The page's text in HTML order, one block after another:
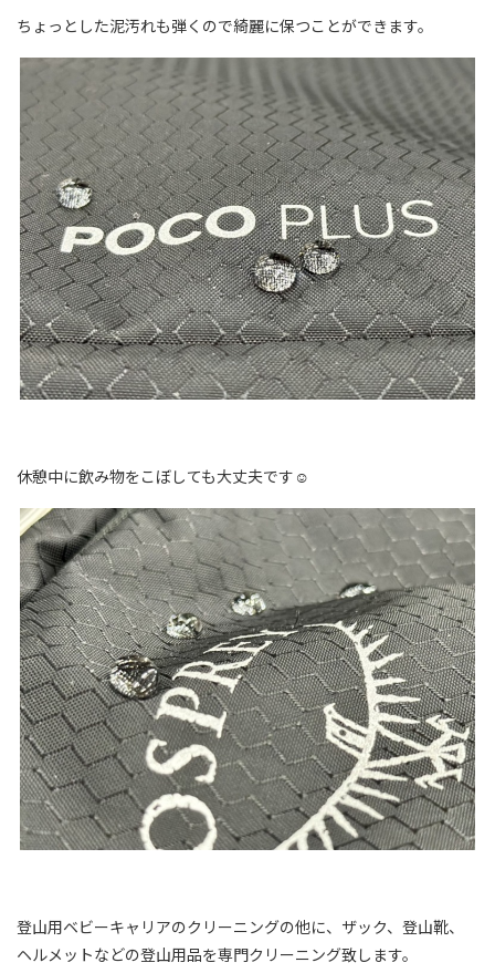
ちょっとした泥汚れも弾くので綺麗に保つことができます。
休憩中に飲み物をこぼしても大丈夫です☺
登山用ベビーキャリアのクリーニングの他に、ザック、登山靴、
ヘルメットなどの登山用品を専門クリーニング致します。